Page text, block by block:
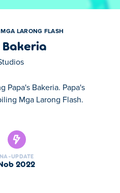
MGA LARONG FLASH
Papa's Bakeria. Papa's
Mga Larong Flash.
NA-UPDATE
Nob 2022